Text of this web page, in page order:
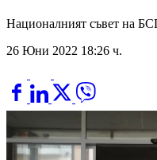
Националният съвет на
26 Юни 2022 18:26 ч.